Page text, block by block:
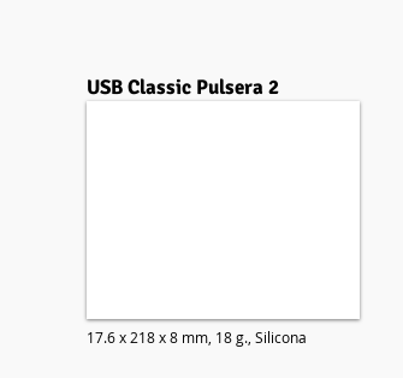
USB Classic Pulsera 2
17.6 x 218 x 8 mm, 18 g., Silicona